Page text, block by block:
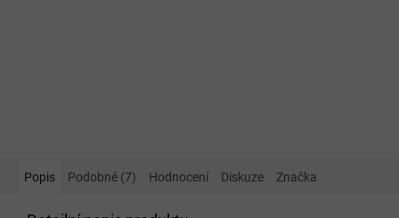
Popis Podobné (7) Hodnocení Diskuze Značka